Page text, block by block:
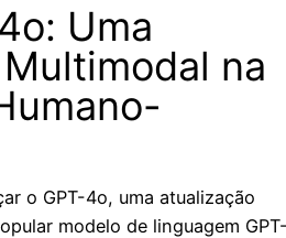
Uma
na
o GPT-4o, uma atualização
modelo de linguagem